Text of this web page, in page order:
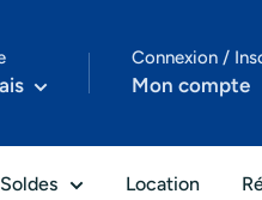
Connexion /
Mon compte
Soldes Location